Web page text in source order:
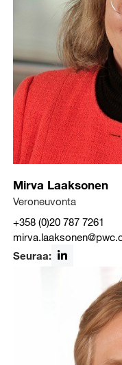
Mirva Laaksonen
Veroneuvonta
+358 (0)20 787 7261
Seuraa: